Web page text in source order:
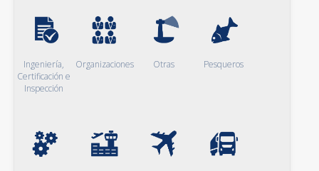
Ingeniería,
Certificación e
Inspección
Organizaciones Otras Pesqueros